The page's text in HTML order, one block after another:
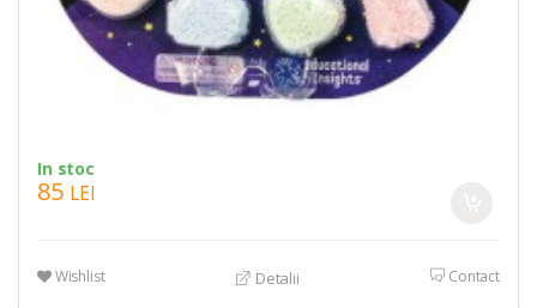
In stoc
85 LEI
Wishlist Detalii Contact